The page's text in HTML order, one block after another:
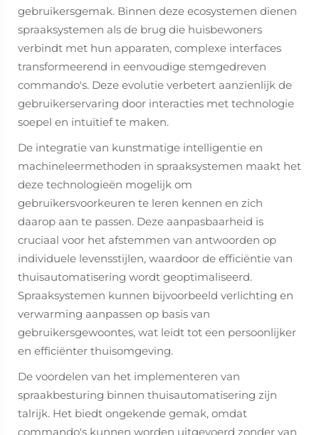
gebruikersgemak. Binnen deze ecosystemen dienen
spraaksystemen als de brug die huisbewoners
verbindt met hun apparaten, complexe interfaces
transformeerend in eenvoudige stemgedreven
commando's. Deze evolutie verbetert aanzienlijk de
gebruikerservaring door interacties met technologie
soepel en intuïtief te maken.
De integratie van kunstmatige intelligentie en
machineleermethoden in spraaksystemen maakt het
deze technologieën mogelijk om
gebruikersvoorkeuren te leren kennen en zich
daarop aan te passen. Deze aanpasbaarheid is
cruciaal voor het afstemmen van antwoorden op
individuele levensstijlen, waardoor de efficiëntie van
thuisautomatisering wordt geoptimaliseerd.
Spraaksystemen kunnen bijvoorbeeld verlichting en
verwarming aanpassen op basis van
gebruikersgewoontes, wat leidt tot een persoonlijker
en efficiënter thuisomgeving.
De voordelen van het implementeren van
spraakbesturing binnen thuisautomatisering zijn
talrijk. Het biedt ongekende gemak, omdat
commando's kunnen worden uitgevoerd zonder van